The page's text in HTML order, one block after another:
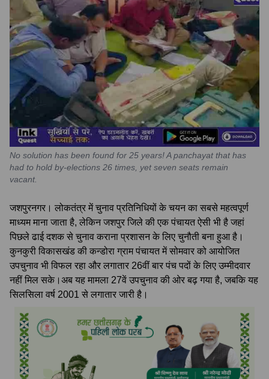
No solution has been found for 25 years! A panchayat that has
had to hold by-elections 26 times, yet seven seats remain
vacant.
जशपुरनगर। लोकतंत्र में चुनाव प्रतिनिधियों के चयन का सबसे महत्वपूर्ण
माध्यम माना जाता है, लेकिन जशपुर जिले की एक पंचायत ऐसी भी है जहां
पिछले ढाई दशक से चुनाव कराना प्रशासन के लिए चुनौती बना हुआ है।
कुनकुरी विकासखंड की कन्डोरा ग्राम पंचायत में सोमवार को आयोजित
उपचुनाव भी विफल रहा और लगातार 26वीं बार पंच पदों के लिए उम्मीदवार
नहीं मिल सके।अब यह मामला 27वें उपचुनाव की ओर बढ़ गया है, जबकि यह
सिलसिला वर्ष 2001 से लगातार जारी है।